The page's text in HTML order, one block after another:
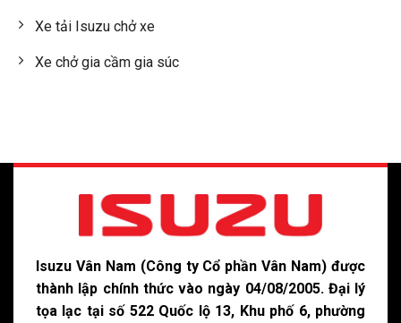
Xe tải Isuzu chở xe
Xe chở gia cầm gia súc
Isuzu Vân Nam (Công ty Cổ phần Vân Nam) được
thành lập chính thức vào ngày 04/08/2005. Đại lý
tọa lạc tại số 522 Quốc lộ 13, Khu phố 6, phường